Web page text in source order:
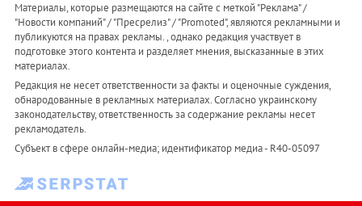
Материалы, которые размещаются на сайте с меткой "Реклама" /
"Новости компаний" / "Пресрелиз" / "Promoted", являются рекламными и
публикуются на правах рекламы. , однако редакция участвует в
подготовке этого контента и разделяет мнения, высказанные в этих
материалах.
Редакция не несет ответственности за факты и оценочные суждения,
обнародованные в рекламных материалах. Согласно украинскому
законодательству, ответственность за содержание рекламы несет
рекламодатель.
Субъект в сфере онлайн-медиа; идентификатор медиа - R40-05097